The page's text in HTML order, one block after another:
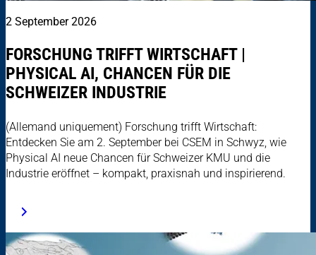
2 September 2026
FORSCHUNG TRIFFT WIRTSCHAFT |
PHYSICAL AI, CHANCEN FÜR DIE
SCHWEIZER INDUSTRIE
(Allemand uniquement) Forschung trifft Wirtschaft:
Entdecken Sie am 2. September bei CSEM in Schwyz, wie
Physical AI neue Chancen für Schweizer KMU und die
Industrie eröffnet – kompakt, praxisnah und inspirierend.